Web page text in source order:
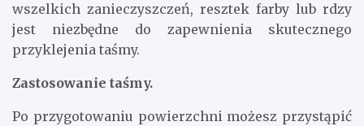
wszelkich zanieczyszczeń, resztek farby lub rdzy
jest niezbędne do zapewnienia skutecznego
przyklejenia taśmy.
Zastosowanie taśmy.
Po przygotowaniu powierzchni możesz przystąpić